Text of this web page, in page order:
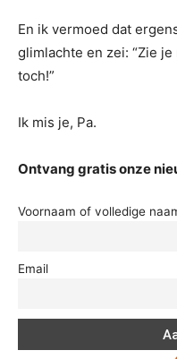
En ik vermoed dat
glimlachte en zei: “Zie
toch!”
Ik mis je, Pa.
Ontvang gratis onze
Voornaam of volledige
Email